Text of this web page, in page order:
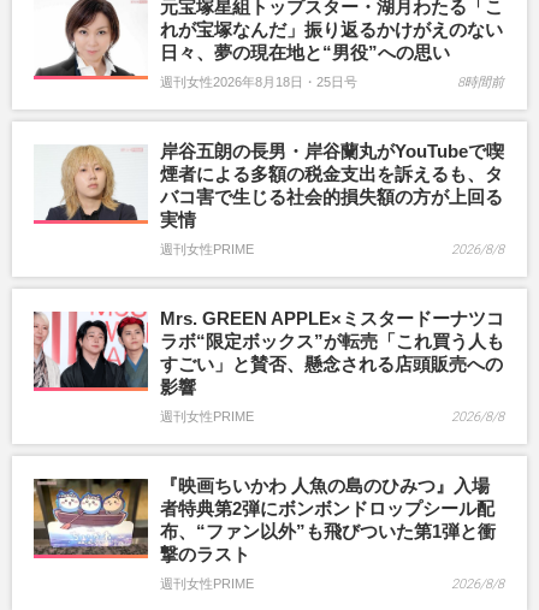
元宝塚星組トップスター・湖月わたる「こ
れが宝塚なんだ」振り返るかけがえのない
日々、夢の現在地と“男役”への思い
週刊女性2026年8月18日・25日号 8時間前
岸谷五朗の長男・岸谷蘭丸がYouTubeで喫
煙者による多額の税金支出を訴えるも、タ
バコ害で生じる社会的損失額の方が上回る
実情
週刊女性PRIME 2026/8/8
Mrs. GREEN APPLE×ミスタードーナツコ
ラボ“限定ボックス”が転売「これ買う人も
すごい」と賛否、懸念される店頭販売への
影響
週刊女性PRIME 2026/8/8
『映画ちいかわ 人魚の島のひみつ』入場
者特典第2弾にボンボンドロップシール配
布、“ファン以外”も飛びついた第1弾と衝
撃のラスト
週刊女性PRIME 2026/8/8